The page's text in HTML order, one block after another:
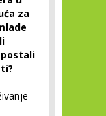
za